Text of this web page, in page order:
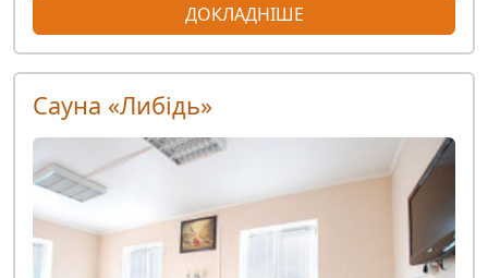
ДОКЛАДНІШЕ
Сауна «Либідь»